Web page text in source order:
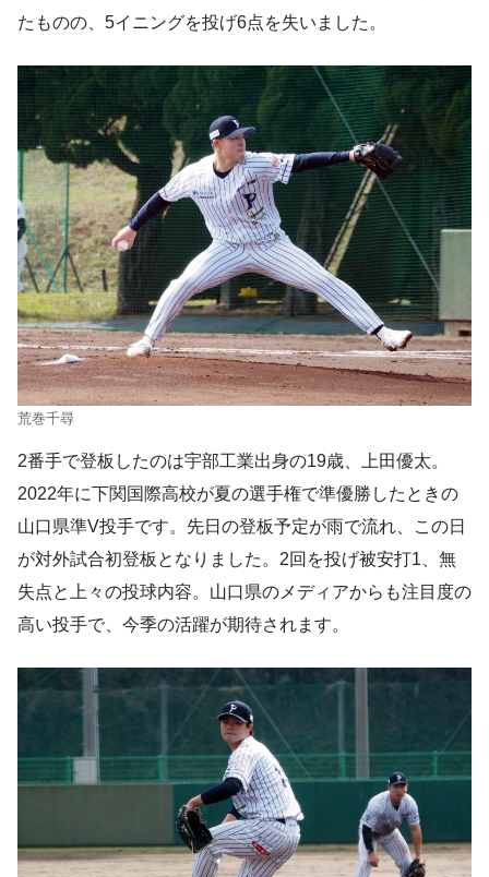
たものの、5イニングを投げ6点を失いました。
荒巻千尋
2番手で登板したのは宇部工業出身の19歳、上田優太。
2022年に下関国際高校が夏の選手権で準優勝したときの
山口県準V投手です。先日の登板予定が雨で流れ、この日
が対外試合初登板となりました。2回を投げ被安打1、無
失点と上々の投球内容。山口県のメディアからも注目度の
高い投手で、今季の活躍が期待されます。